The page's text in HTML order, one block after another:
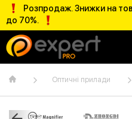
Розпродаж. Знижки на
до 70%.
Оптичні прилади